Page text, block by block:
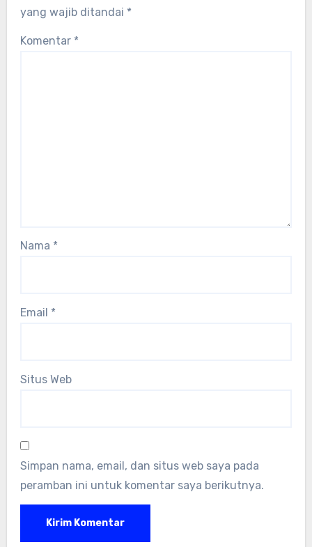
yang wajib ditandai *
Komentar *
Nama *
Email *
Situs Web
Simpan nama, email, dan situs web saya pada
peramban ini untuk komentar saya berikutnya.